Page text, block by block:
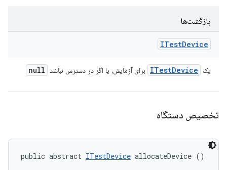
بازگشت‌ها
ITestDevice
یک ITestDevice برای آزمایش، یا اگر در دسترس نباشد null
تخصیص دستگاه
public abstract ITestDevice allocateDevice ()